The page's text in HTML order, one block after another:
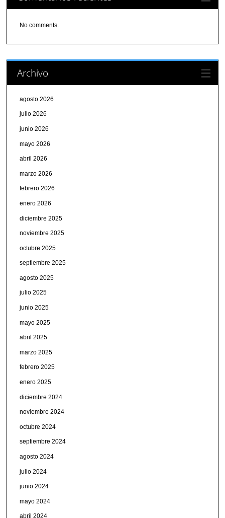
No comments.
Archivo
agosto 2026
julio 2026
junio 2026
mayo 2026
abril 2026
marzo 2026
febrero 2026
enero 2026
diciembre 2025
noviembre 2025
octubre 2025
septiembre 2025
agosto 2025
julio 2025
junio 2025
mayo 2025
abril 2025
marzo 2025
febrero 2025
enero 2025
diciembre 2024
noviembre 2024
octubre 2024
septiembre 2024
agosto 2024
julio 2024
junio 2024
mayo 2024
abril 2024